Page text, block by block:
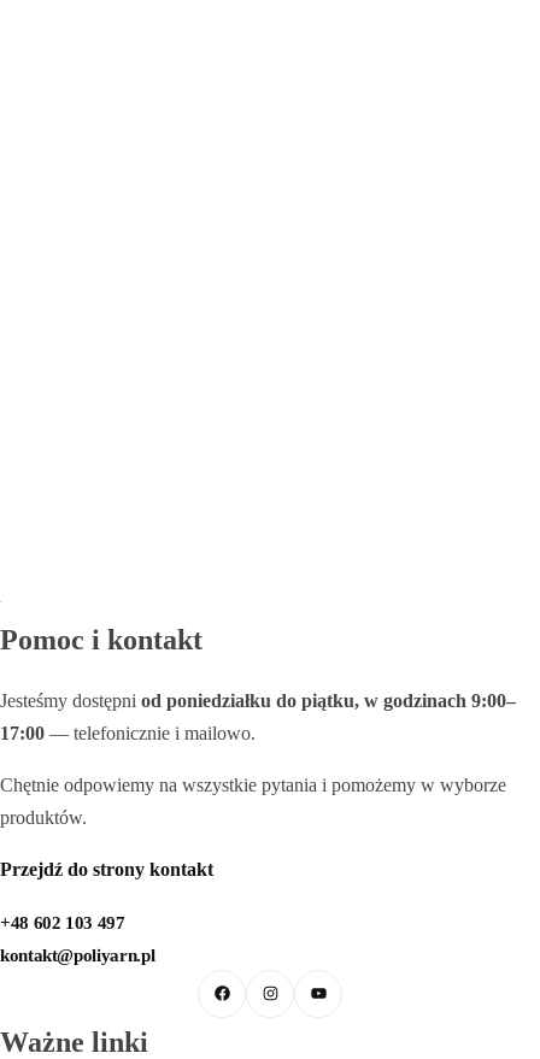
Pomoc i kontakt
Jesteśmy dostępni od poniedziałku do piątku, w godzinach 9:00–
17:00 — telefonicznie i mailowo.
Chętnie odpowiemy na wszystkie pytania i pomożemy w wyborze
produktów.
Przejdź do strony kontakt
+48 602 103 497
kontakt@poliyarn.pl
Ważne linki
Galanteria skórzana